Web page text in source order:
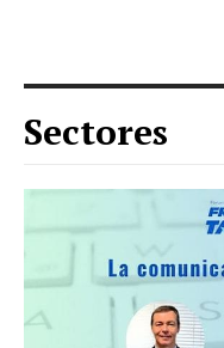
Sectores